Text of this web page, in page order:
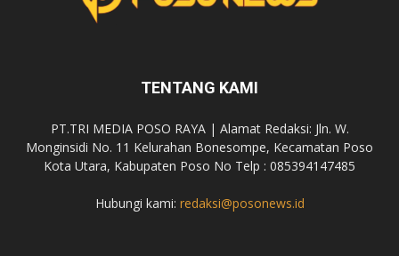
TENTANG KAMI
PT.TRI MEDIA POSO RAYA | Alamat Redaksi: Jln. W.
Monginsidi No. 11 Kelurahan Bonesompe, Kecamatan Poso
Kota Utara, Kabupaten Poso No Telp : 085394147485
Hubungi kami: redaksi@posonews.id